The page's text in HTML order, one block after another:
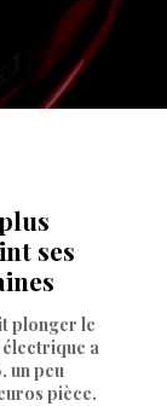
ses
plonger le
a
un peu
pièce.